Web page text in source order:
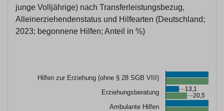
junge Volljährige) nach Transferleistungsbezug,
Alleinerziehendenstatus und Hilfearten (Deutschland;
2023; begonnene Hilfen; Anteil in %)
Hilfen zur Erziehung (ohne § 28 SGB VIII)
Erziehungsberatung
Ambulante Hilfen
13,1
13,1
20,5
20,5